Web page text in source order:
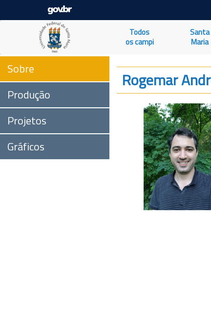
Todos
os campi
Santa
Maria
Sobre
Produção
Projetos
Gráficos
Rogemar